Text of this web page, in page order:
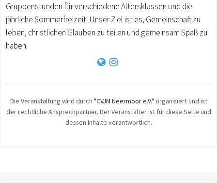
Gruppenstunden für verschiedene Altersklassen und die
jährliche Sommerfreizeit. Unser Ziel ist es, Gemeinschaft zu
leben, christlichen Glauben zu teilen und gemeinsam Spaß zu
haben.
Die Veranstaltung wird durch "CVJM Neermoor e.V." organisiert und ist
der rechtliche Ansprechpartner. Der Veranstalter ist für diese Seite und
dessen Inhalte verantwortlich.